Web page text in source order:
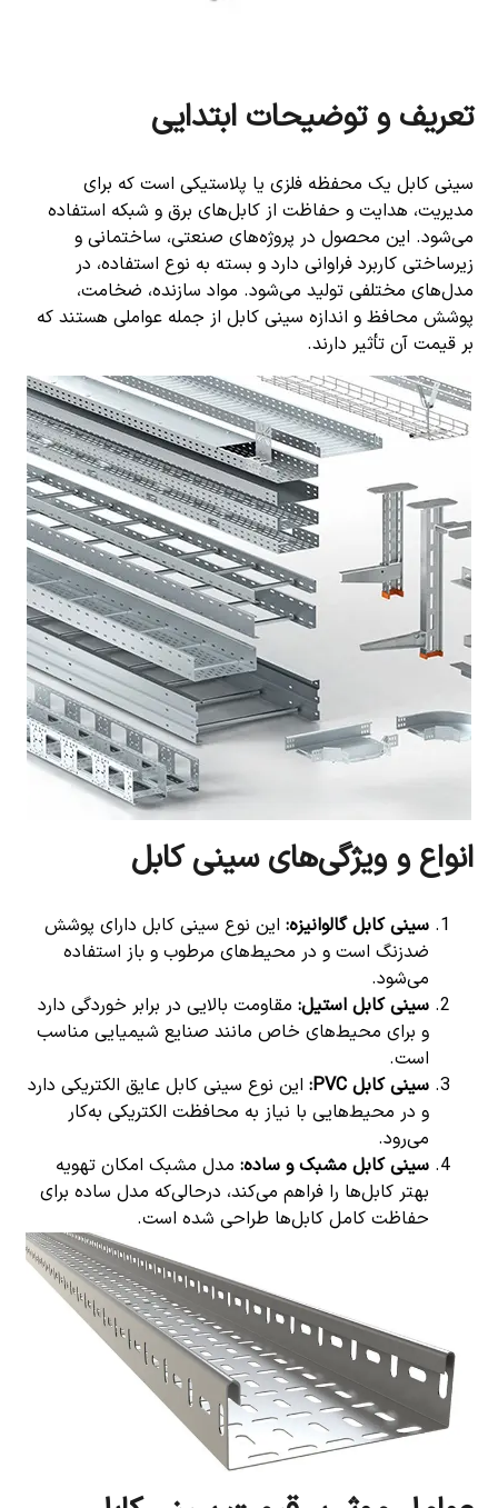
تعریف و توضیحات ابتدایی
سینی کابل یک محفظه فلزی یا پلاستیکی است که برای
مدیریت، هدایت و حفاظت از کابل‌های برق و شبکه استفاده
می‌شود. این محصول در پروژه‌های صنعتی، ساختمانی و
زیرساختی کاربرد فراوانی دارد و بسته به نوع استفاده، در
مدل‌های مختلفی تولید می‌شود. مواد سازنده، ضخامت،
پوشش محافظ و اندازه سینی کابل از جمله عواملی هستند که
بر قیمت آن تأثیر دارند.
انواع و ویژگی‌های سینی کابل
سینی کابل گالوانیزه: این نوع سینی کابل دارای پوشش
ضدزنگ است و در محیط‌های مرطوب و باز استفاده
می‌شود.
سینی کابل استیل: مقاومت بالایی در برابر خوردگی دارد
و برای محیط‌های خاص مانند صنایع شیمیایی مناسب
است.
سینی کابل PVC:
این نوع سینی کابل عایق الکتریکی دارد
و در محیط‌هایی با نیاز به محافظت الکتریکی به‌کار
می‌رود.
سینی کابل مشبک و ساده: مدل مشبک امکان تهویه
بهتر کابل‌ها را فراهم می‌کند، درحالی‌که مدل ساده برای
حفاظت کامل کابل‌ها طراحی شده است.